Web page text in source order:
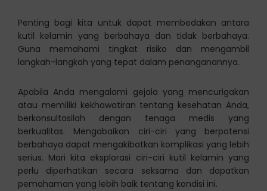
Penting bagi kita untuk dapat membedakan antara
kutil kelamin yang berbahaya dan tidak berbahaya.
Guna memahami tingkat risiko dan mengambil
langkah-langkah yang tepat dalam penanganannya.
Apabila Anda mengalami gejala yang mencurigakan
atau memiliki kekhawatiran tentang kesehatan Anda,
berkonsultasilah dengan tenaga medis yang
berkualitas. Mengabaikan ciri-ciri yang berpotensi
berbahaya dapat mengakibatkan komplikasi yang lebih
serius. Mari kita eksplorasi ciri-ciri kutil kelamin yang
perlu diperhatikan secara seksama dan dapatkan
pemahaman yang lebih baik tentang kondisi ini.